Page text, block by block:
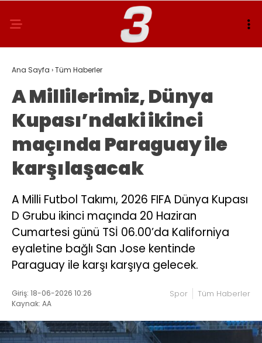
Ana Sayfa ›Tüm Haberler
A Millilerimiz, Dünya
Kupası’ndaki ikinci
maçında Paraguay ile
karşılaşacak
A Milli Futbol Takımı, 2026 FIFA Dünya Kupası
D Grubu ikinci maçında 20 Haziran
Cumartesi günü TSİ 06.00’da Kaliforniya
eyaletine bağlı San Jose kentinde
Paraguay ile karşı karşıya gelecek.
Giriş: 18-06-2026 10:26
Kaynak: AA
Spor Tüm Haberler